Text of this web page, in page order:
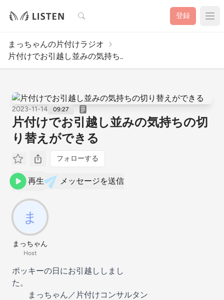
検索 登録
まっちゃんの片付けラジオ
片付けでお引越し並みの気持ち..
2023-11-14 09:27
片付けでお引越し並みの気持ちの切
り替えができる
フォローする
再生 メッセージを送信
まっちゃん
Host
ポッキーの日にお引越ししまし
た。
まっちゃん／片付けコンサルタン